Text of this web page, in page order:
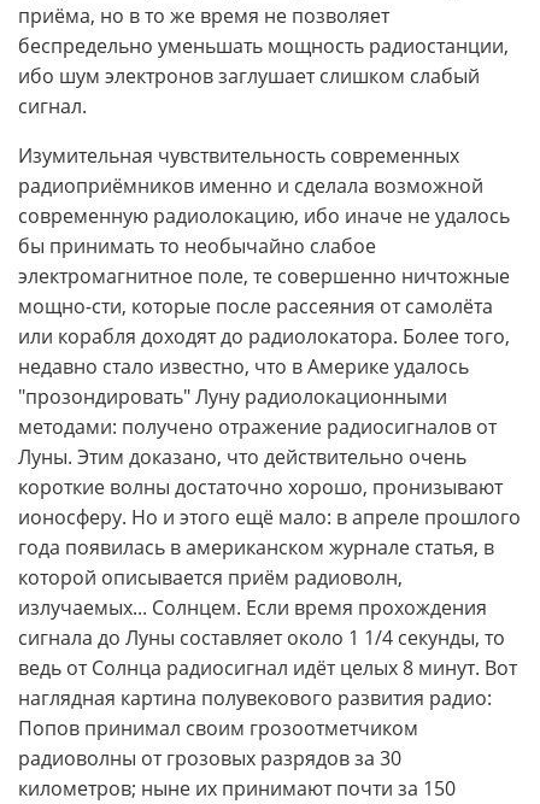
приёма, но в то же время не позволяет
беспредельно уменьшать мощность радиостанции,
ибо шум электронов заглушает слишком слабый
сигнал.
Изумительная чувствительность современных
радиоприёмников именно и сделала возможной
современную радиолокацию, ибо иначе не удалось
бы принимать то необычайно слабое
электромагнитное поле, те совершенно ничтожные
мощно-сти, которые после рассеяния от самолёта
или корабля доходят до радиолокатора. Более того,
недавно стало известно, что в Америке удалось
"прозондировать" Луну радиолокационными
методами: получено отражение радиосигналов от
Луны. Этим доказано, что действительно очень
короткие волны достаточно хорошо, пронизывают
ионосферу. Но и этого ещё мало: в апреле прошлого
года появилась в американском журнале статья, в
которой описывается приём радиоволн,
излучаемых... Солнцем. Если время прохождения
сигнала до Луны составляет около 1 1/4 секунды, то
ведь от Солнца радиосигнал идёт целых 8 минут. Вот
наглядная картина полувекового развития радио:
Попов принимал своим грозоотметчиком
радиоволны от грозовых разрядов за 30
километров; ныне их принимают почти за 150